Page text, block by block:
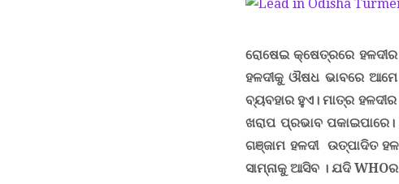
ରୋଷେଇ କ୍ଷେତ୍ରରେ
ହଳଦୀକୁ ଔଷଧ ଭାବରେ
ବ୍ୟବହାର ହୁଏ। ମାତ୍ର
ଖରାପ ପ୍ରଭାବ
ଗଞ୍ଜାମ ହଳଦୀ ଉତ୍ପାଦିତ
ସାମ୍ନାକୁ ଆସିବ । ଯଦି